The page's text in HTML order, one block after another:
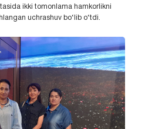
ikki tomonlama hamkorlikni
uchrashuv bo‘lib o‘tdi.